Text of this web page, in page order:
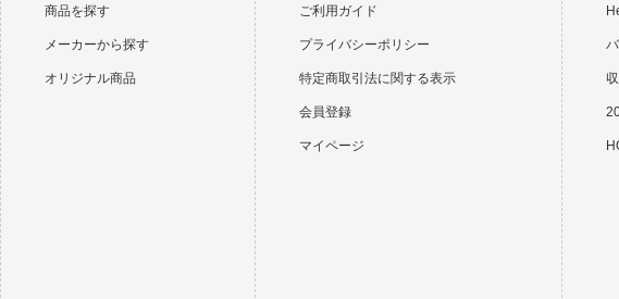
商品を探す
メーカーから探す
オリジナル商品
ご利用ガイド
プライバシーポリシー
特定商取引法に関する表示
会員登録
マイページ